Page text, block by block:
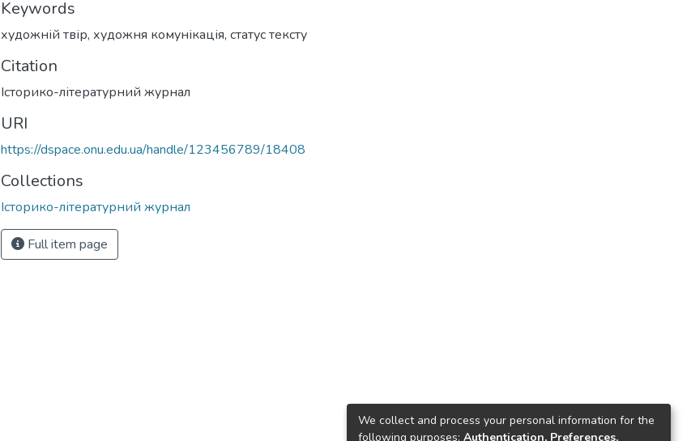
Keywords
художній твір, художня комунікація, статус тексту
Citation
Історико-літературний журнал
URI
https://dspace.onu.edu.ua/handle/123456789/18408
Collections
Історико-літературний журнал
Full item page
We collect and process your personal information for the
following purposes: Authentication, Preferences,